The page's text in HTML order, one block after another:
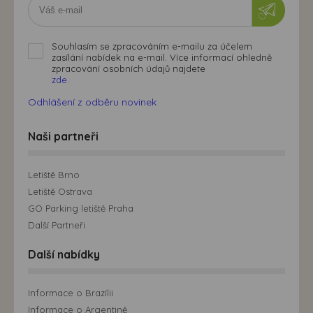
Souhlasím se zpracováním e-mailu za účelem
zasílání nabídek na e-mail. Více informací ohledně
zpracování osobních údajů najdete
zde.
Odhlášení z odběru novinek
Naši partneři
Letiště Brno
Letiště Ostrava
GO Parking letiště Praha
Další Partneři
Další nabídky
Informace o Brazílii
Informace o Argentině